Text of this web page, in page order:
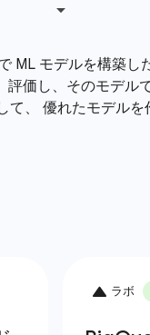
ML モデルを構築
価し、そのモデ
、 優れたモデルを